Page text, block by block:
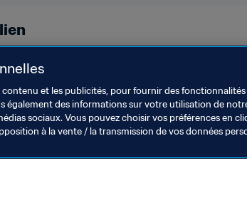
et les publicités, pour fournir des
également des informations sur votre utilisation de
sociaux. Vous pouvez choisir vos préférences en
à la vente / la transmission de vos données